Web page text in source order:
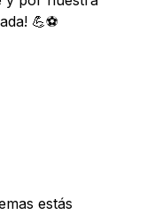
💪⚽
estás